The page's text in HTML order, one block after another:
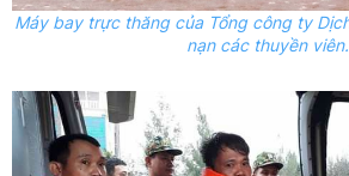
Máy bay trực thăng của Tổng công ty
nạn các thuyền viên.